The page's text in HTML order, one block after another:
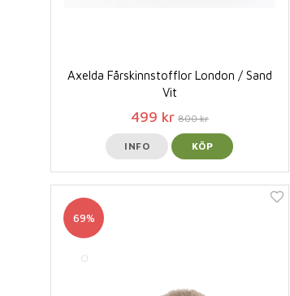
Axelda Fårskinnstofflor London / Sand
Vit
499 kr 800 kr
INFO KÖP
69%